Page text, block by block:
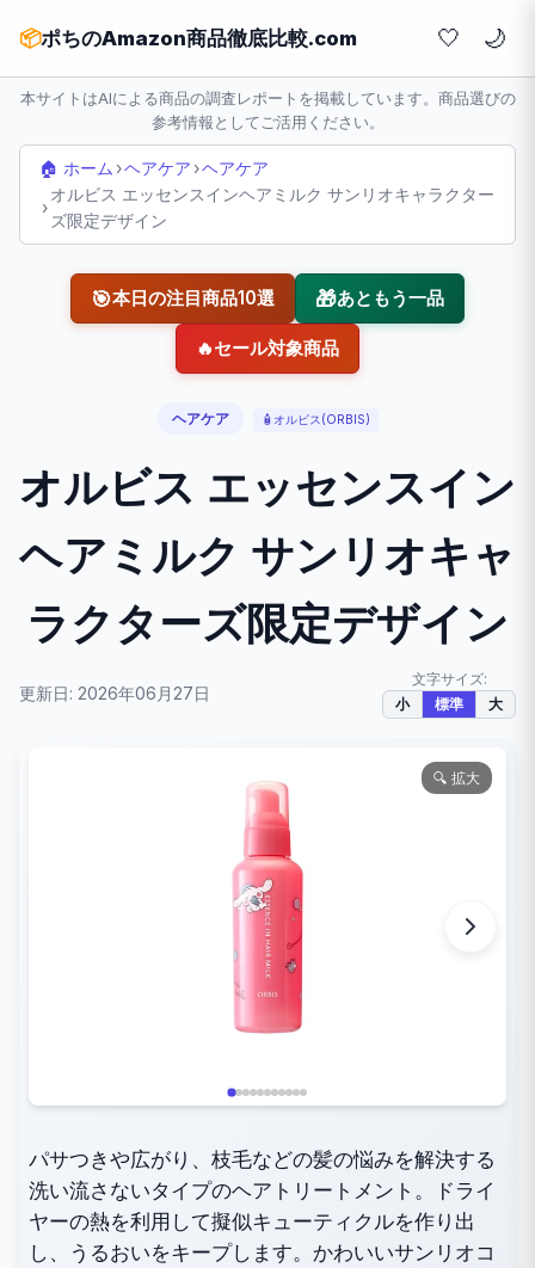
📦ポちのAmazon商品徹底比較.com 🤍
本サイトはAIによる商品の調査レポートを掲載しています。商品選びの
参考情報としてご活用ください。
🏠 ホーム ›ヘアケア ›ヘアケア
›
オルビス エッセンスインヘアミルク サンリオキャラクター
ズ限定デザイン
🎯本日の注目商品10選 🎁あともう一品
🔥セール対象商品
ヘアケア 🧴 オルビス(ORBIS)
オルビス エッセンスイン
ヘアミルク サンリオキャ
ラクターズ限定デザイン
更新日: 2026年06月27日
文字サイズ:
小 標準 大
🔍 拡大
パサつきや広がり、枝毛などの髪の悩みを解決する
洗い流さないタイプのヘアトリートメント。ドライ
ヤーの熱を利用して擬似キューティクルを作り出
し、うるおいをキープします。かわいいサンリオコ